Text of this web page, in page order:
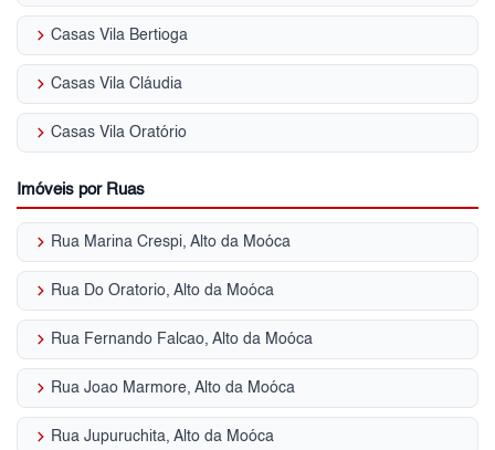
keyboard_arrow_right Casas Vila Bertioga
keyboard_arrow_right Casas Vila Cláudia
keyboard_arrow_right Casas Vila Oratório
Imóveis por Ruas
keyboard_arrow_right Rua Marina Crespi, Alto da Moóca
keyboard_arrow_right Rua Do Oratorio, Alto da Moóca
keyboard_arrow_right Rua Fernando Falcao, Alto da Moóca
keyboard_arrow_right Rua Joao Marmore, Alto da Moóca
keyboard_arrow_right Rua Jupuruchita, Alto da Moóca